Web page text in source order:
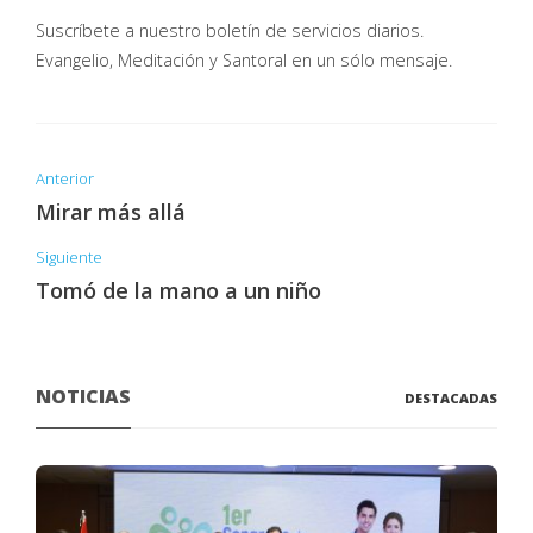
Suscríbete a nuestro boletín de servicios diarios.
Evangelio, Meditación y Santoral en un sólo mensaje.
Anterior
Mirar más allá
Siguiente
Tomó de la mano a un niño
NOTICIAS DESTACADAS